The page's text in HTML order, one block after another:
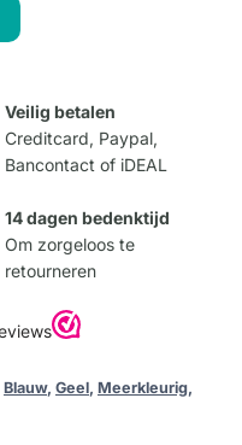
Veilig betalen
Creditcard, Paypal,
Bancontact of iDEAL
14 dagen bedenktijd
Om zorgeloos te
retourneren
Blauw, Geel, Meerkleurig,